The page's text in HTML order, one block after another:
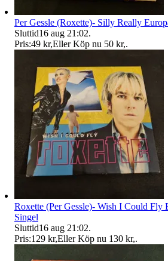
Per Gessle (Roxette)- Silly Really
Sluttid16 aug 21:02.
Pris:49 kr,Eller Köp nu 50 kr,.
Roxette (Per Gessle)- Wish I Could Fly
Singel
Sluttid16 aug 21:02.
Pris:129 kr,Eller Köp nu 130 kr,.